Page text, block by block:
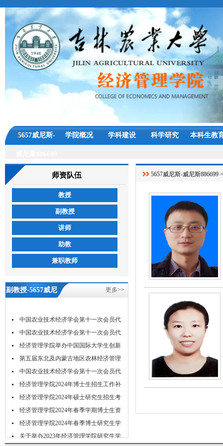
5657威尼斯- 学院概况 学科建设 科学研究 本科生教
师资队伍
教授
副教授
讲师
助教
兼职教师
副教授-5657威尼 更多>>
中国农业技术经济学会第十一次会员代
表...
中国农业技术经济学会第十一次会员代
表...
经济管理学院举办中国国际大学生创新
大...
第五届东北及内蒙古地区农林经济管理
学...
中国农业技术经济学会第十一次会员代
表...
经济管理学院2024年博士生招生工作补
充...
经济管理学院2024年硕士研究生招生考
试...
经济管理学院2024年春季学期博士生资
格...
经济管理学院2024年春季博士研究生学
位...
关于举办2023年经济管理学院研究生学
5657威尼斯-威尼斯886699